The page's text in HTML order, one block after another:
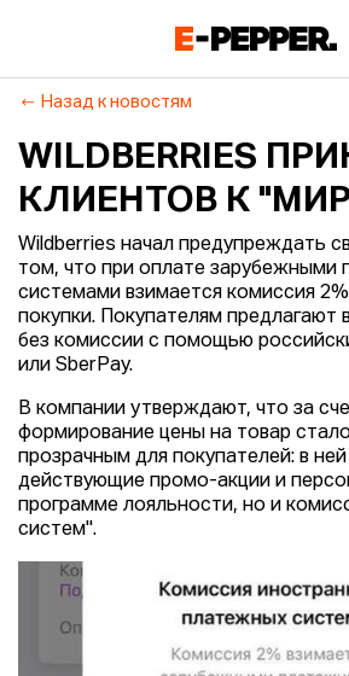
Назад к новостям
WILDBERRIES
КЛИЕНТОВ К
Wildberries начал предупреждать
том, что при оплате зарубежными
системами взимается комиссия
покупки. Покупателям предлагают
без комиссии с помощью
или SberPay.
В компании утверждают, что за
формирование цены на товар
прозрачным для покупателей: в
действующие промо-акции и
программе лояльности, но и
систем".